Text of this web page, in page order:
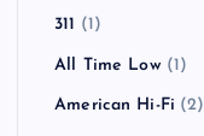
311 (1)
All Time Low(1)
American Hi-Fi (2)